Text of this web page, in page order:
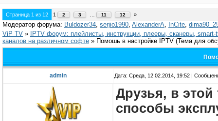
Страница 1 из 12 1 2 3 11 12 »
Модератор форума: Buldozer34, serjio1990, AlexanderA, InCite,
ViP TV »
IPTV форум: плейлисты, инструкции, плееры, сканеры, smart-
каналов на различном софте » Помошь в настройке IPTV (Тема для
admin Дата: Среда, 12.02.2014, 19:52 |
Друзья, в
способы